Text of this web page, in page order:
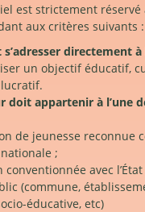
est strictement
aux critères suivants :
s’adresser directement
un objectif éducatif,
doit appartenir à l’une
de jeunesse reconnue
;
conventionnée avec l’État
(commune,
éducative, etc)